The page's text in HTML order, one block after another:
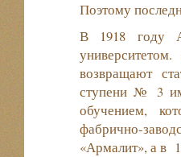
Поэтому
В 1918 году
возвращают
ступени № 3
обучением,
фабрично-
«Армалит», а в